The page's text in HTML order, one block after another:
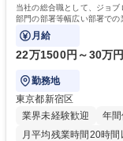
当社の総合職として、ジョ
部門の部署等幅広い部署での
ております！ ※下記業務詳細
月給
22万1500円～30万円
勤務地
東京都新宿区
業界未経験歓迎
年
月平均残業時間20時間